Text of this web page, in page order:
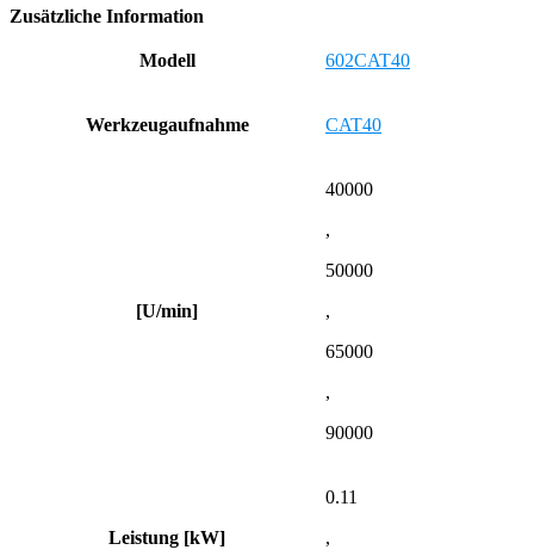
Zusätzliche Information
Modell 602CAT40
Werkzeugaufnahme CAT40
[U/min]
40000
,
50000
,
65000
,
90000
Leistung [kW]
0.11
,